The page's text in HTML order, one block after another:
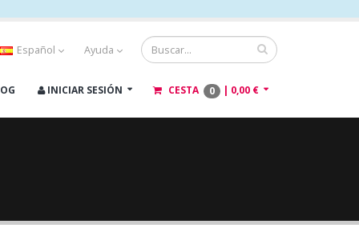
Español Ayuda
INICIAR SESIÓN CESTA 0 | 0,00 €